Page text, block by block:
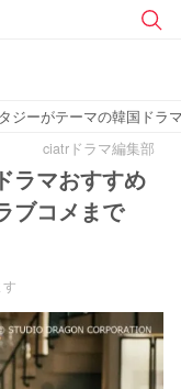
ジーがテーマの韓国ドラ
ciatrドラマ編集部
ラマおすすめ
ブコメまで